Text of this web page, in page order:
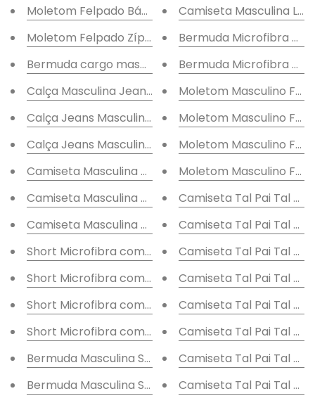
Moletom Felpado Básico Mescla
Moletom Felpado Zíper Mescla
Bermuda cargo masculina
Calça Masculina Jeans Slim
Calça Jeans Masculina Slim
Calça Jeans Masculina Básica
Camiseta Masculina Básica Branca
Camiseta Masculina Malha Flamê Aloha
Camiseta Masculina Flamê Logo
Short Microfibra com Elastano Textura
Short Microfibra com Elastano Floral
Short Microfibra com Elastano Folhagens
Short Microfibra com Elastano Folhas
Bermuda Masculina Sarja Folhagens
Bermuda Masculina Sarja Listrada
Camiseta Masculina
Bermuda Microfibra
Bermuda Microfibra
Moletom Masculino
Moletom Masculino
Moletom Masculino
Moletom Masculino
Camiseta Tal Pai Tal
Camiseta Tal Pai Tal
Camiseta Tal Pai Tal
Camiseta Tal Pai Tal
Camiseta Tal Pai Tal
Camiseta Tal Pai Tal
Camiseta Tal Pai Tal
Camiseta Tal Pai Tal